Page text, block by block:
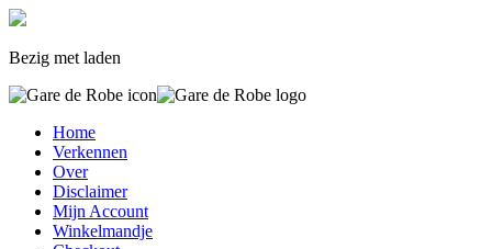
Bezig met laden
Home
Verkennen
Over
Disclaimer
Mijn Account
Winkelmandje